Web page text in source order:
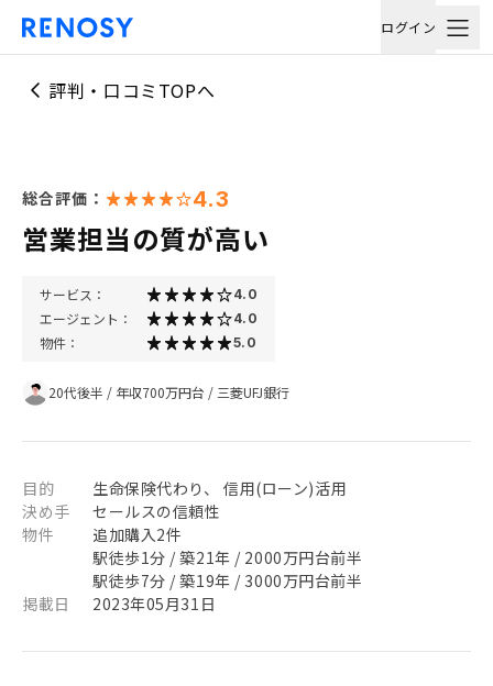
ログイン
評判・口コミTOPへ
総合評価： 4.3
営業担当の質が高い
サービス： 4.0
エージェント： 4.0
物件： 5.0
20代後半 / 年収700万円台 / 三菱UFJ銀行
目的
生命保険代わり、 信用(ローン)活用
決め手
セールスの信頼性
物件
追加購入2件
駅徒歩1分 / 築21年 / 2000万円台前半
駅徒歩7分 / 築19年 / 3000万円台前半
掲載日
2023年05月31日